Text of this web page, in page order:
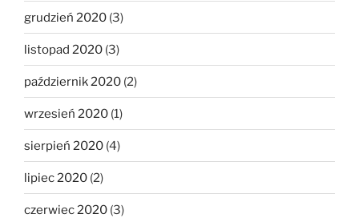
grudzień 2020 (3)
listopad 2020 (3)
październik 2020 (2)
wrzesień 2020 (1)
sierpień 2020 (4)
lipiec 2020 (2)
czerwiec 2020 (3)